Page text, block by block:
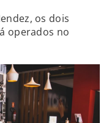
os dois
operados no